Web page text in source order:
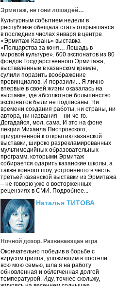
Эрмитаж, не гони лошадей…
Культурным событием недели в
республике обещала стать открывшаяся
в последних числах января в центре
«Эрмитаж-Казань» выставка
«Полцарства за коня… Лошадь в
мировой культуре». 600 экспонатов из 80
фондов Государственного Эрмитажа,
выставленные в казанском кремле,
сулили поразить воображение
провинциалов. И поразили... Я лично
впервые в своей жизни оказалась на
выставке, где абсолютное большинство
экспонатов были не подписаны. Ни
времени создания работы, ни страны, ни
автора, ни названия – ни-че-го.
Догадайся, мол, сама. И это на фоне
лекции Михаила Пиотровского,
приуроченной к открытию казанской
выставки, широко разрекламированных
мультимедийных образовательных
программ, которыми Эрмитаж
собирается одарить казанские школы, а
также конного шоу, устроенного в честь
третьей казанской выставки из Эрмитажа
– не говорю уже о восторженных
рецензиях в СМИ. Подробнее...
Наталья ТИТОВА
Ночной дозор. Развивающая игра
Окончательно победив в борьбе с
вирусом гриппа, уложившим в постели
всю мою семью, шла я на работу
обновленная и облегченная долгой
температурой. Иду, точнее скольжу,